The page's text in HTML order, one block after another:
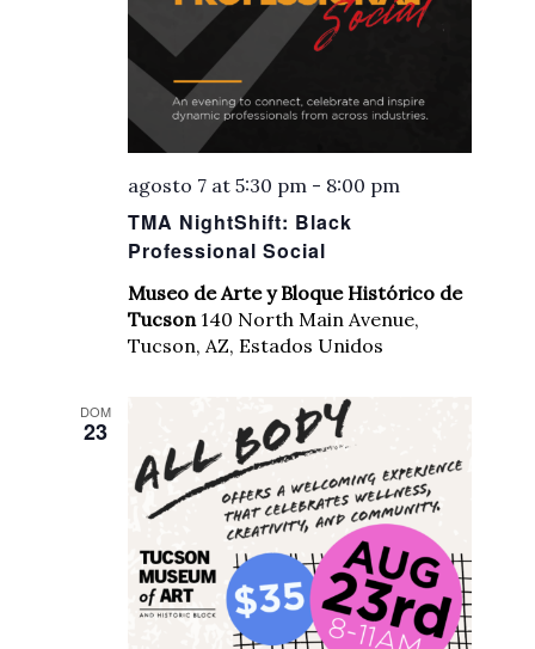
TMA NightShift: Black
Professional Social
agosto 7 at 5:30 pm - 8:00 pm
Museo de Arte y Bloque Histórico de
Tucson 140 North Main Avenue,
Tucson, AZ, Estados Unidos
DOM
23